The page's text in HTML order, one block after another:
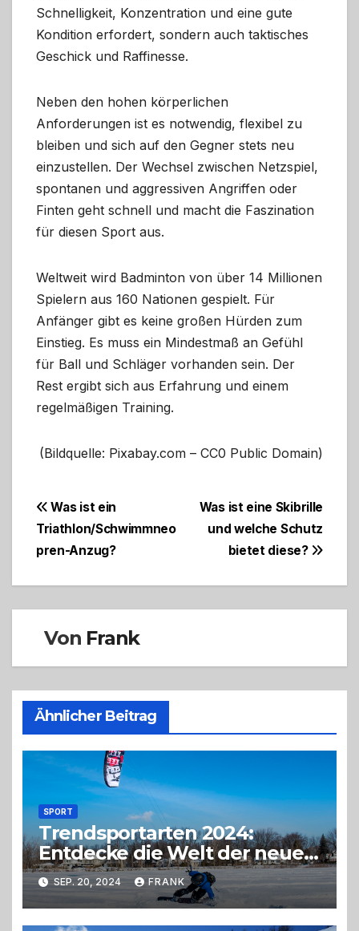
Schnelligkeit, Konzentration und eine gute
Kondition erfordert, sondern auch taktisches
Geschick und Raffinesse.
Neben den hohen körperlichen
Anforderungen ist es notwendig, flexibel zu
bleiben und sich auf den Gegner stets neu
einzustellen. Der Wechsel zwischen Netzspiel,
spontanen und aggressiven Angriffen oder
Finten geht schnell und macht die Faszination
für diesen Sport aus.
Weltweit wird Badminton von über 14 Millionen
Spielern aus 160 Nationen gespielt. Für
Anfänger gibt es keine großen Hürden zum
Einstieg. Es muss ein Mindestmaß an Gefühl
für Ball und Schläger vorhanden sein. Der
Rest ergibt sich aus Erfahrung und einem
regelmäßigen Training.
(Bildquelle: Pixabay.com – CC0 Public Domain)
Beitragsnavigation
Was ist eine Skibrille
und welche Schutz
bietet diese?
Was ist ein
Triathlon/Schwimmneo
pren-Anzug?
Von Frank
Ähnlicher Beitrag
SPORT
Trendsportarten 2024:
Entdecke die Welt der neuen
Funsport-Highlights
SEP. 20, 2024 FRANK